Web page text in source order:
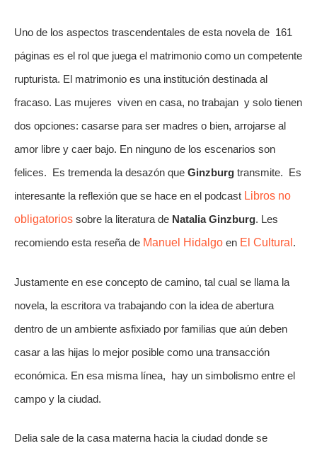
Uno de los aspectos trascendentales de esta novela de  161
páginas es el rol que juega el matrimonio como un competente
rupturista. El matrimonio es una institución destinada al
fracaso. Las mujeres  viven en casa, no trabajan  y solo tienen
dos opciones: casarse para ser madres o bien, arrojarse al
amor libre y caer bajo. En ninguno de los escenarios son
felices.  Es tremenda la desazón que Ginzburg transmite.  Es
interesante la reflexión que se hace en el podcast Libros no
obligatorios sobre la literatura de Natalia Ginzburg. Les
recomiendo esta reseña de Manuel Hidalgo en El Cultural .
Justamente en ese concepto de camino, tal cual se llama la
novela, la escritora va trabajando con la idea de abertura
dentro de un ambiente asfixiado por familias que aún deben
casar a las hijas lo mejor posible como una transacción
económica. En esa misma línea,  hay un simbolismo entre el
campo y la ciudad.
Delia sale de la casa materna hacia la ciudad donde se